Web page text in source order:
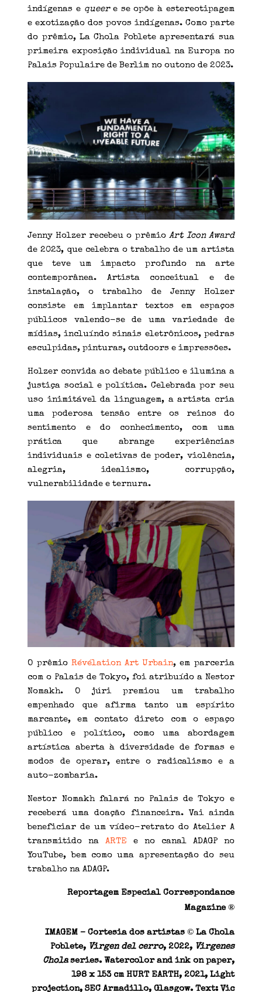
indígenas e queere se opõe à estereotipagem
e exotização dos povos indígenas. Como parte
do prêmio, La Chola Poblete apresentará sua
primeira exposição individual na Europa no
Palais Populaire de Berlim no outono de 2023.
Jenny Holzer recebeu o prêmio Art Icon Award
de 2023, que celebra o trabalho de um artista
que teve um impacto profundo na arte
contemporânea. Artista conceitual e de
instalação, o trabalho de Jenny Holzer
consiste em implantar textos em espaços
públicos valendo-se de uma variedade de
mídias, incluíndo sinais eletrônicos, pedras
esculpidas, pinturas, outdoors e impressões.
Holzer convida ao debate público e ilumina a
justiça social e política. Celebrada por seu
uso inimitável da linguagem, a artista cria
uma poderosa tensão entre os reinos do
sentimento e do conhecimento, com uma
prática que abrange experiências
individuais e coletivas de poder, violência,
alegria, idealismo, corrupção,
vulnerabilidade e ternura.
O prêmio Révélation Art Urbain, em parceria
com o Palais de Tokyo, foi atribuído a Nestor
Nomakh. O júri premiou um trabalho
empenhado que afirma tanto um espírito
marcante, em contato direto com o espaço
público e político, como uma abordagem
artística aberta à diversidade de formas e
modos de operar, entre o radicalismo e a
auto-zombaria.
Nestor Nomakh falará no Palais de Tokyo e
receberá uma doação financeira. Vai ainda
beneficiar de um vídeo-retrato do Atelier A
transmitido naARTE e no canal ADAGP no
YouTube, bem como uma apresentação do seu
trabalho na ADAGP.
Reportagem Especial Correspondance
Magazine ®
IMAGEM – Cortesia dos artistas ©La Chola
Poblete, Virgen del cerro, 2022, Virgenes
Cholaseries. Watercolor and ink on paper,
198 x 153 cm HURT EARTH, 2021, Light
projection, SEC Armadillo, Glasgow. Text: Vic